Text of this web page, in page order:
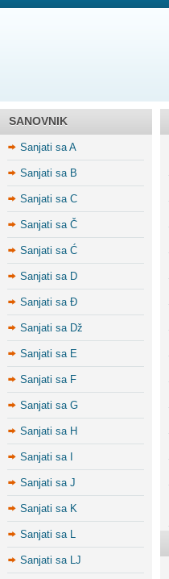
SANOVNIK
Sanjati sa A
Sanjati sa B
Sanjati sa C
Sanjati sa Č
Sanjati sa Ć
Sanjati sa D
Sanjati sa Đ
Sanjati sa Dž
Sanjati sa E
Sanjati sa F
Sanjati sa G
Sanjati sa H
Sanjati sa I
Sanjati sa J
Sanjati sa K
Sanjati sa L
Sanjati sa LJ